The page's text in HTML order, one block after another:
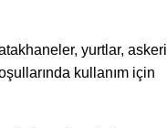
yurtlar, askeri
kullanım için